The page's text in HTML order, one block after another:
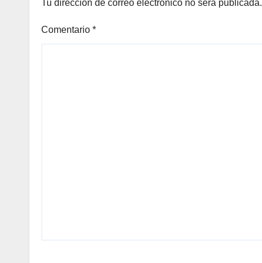
Tu dirección de correo electrónico no será publicada.
Comentario *